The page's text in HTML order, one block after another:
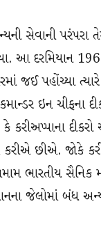
સેવાની
આ દરમિયાન
જઈ પહોંચ્યા
ઇન ચીફના
કરીએ છીએ. જોકે
ભારતીય સૈનિક
જેલોમાં